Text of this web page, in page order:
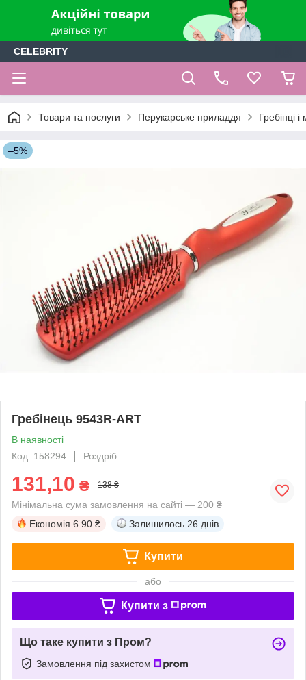
CELEBRITY
Товари та послуги Перукарське приладдя Гребінці
–5%
Гребінець 9543R-ART
В наявності
Код: 158294
Роздріб
131,10 ₴ 138 ₴
Мінімальна сума замовлення на сайті — 200 ₴
Економія 6.90 ₴ Залишилось 26 днів
Купити
або
Купити з
Що таке купити з Пром?
Замовлення під захистом